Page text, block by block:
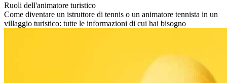
Ruoli dell'animatore turistico
Come diventare un istruttore di tennis o un animatore tennista in un
villaggio turistico: tutte le informazioni di cui hai bisogno